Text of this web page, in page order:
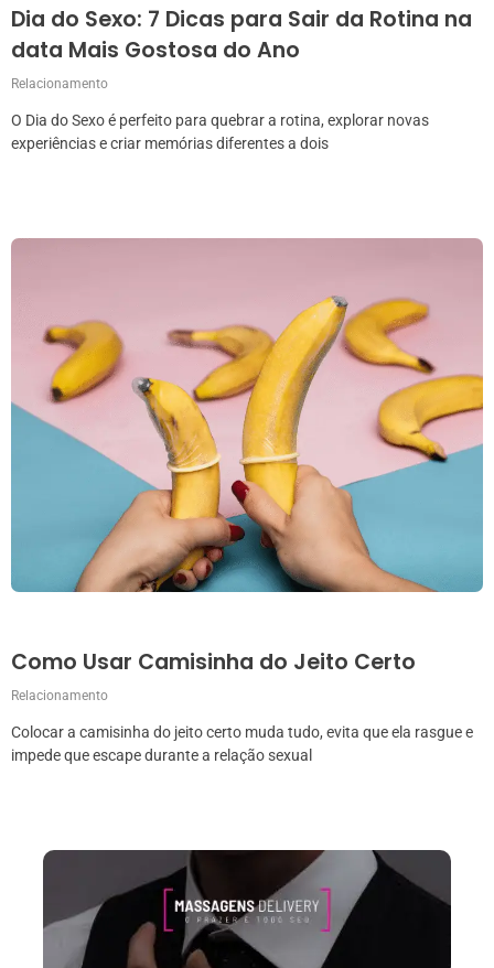
Dia do Sexo: 7 Dicas para Sair da Rotina na
data Mais Gostosa do Ano
Relacionamento
O Dia do Sexo é perfeito para quebrar a rotina, explorar novas
experiências e criar memórias diferentes a dois
Como Usar Camisinha do Jeito Certo
Relacionamento
Colocar a camisinha do jeito certo muda tudo, evita que ela rasgue e
impede que escape durante a relação sexual